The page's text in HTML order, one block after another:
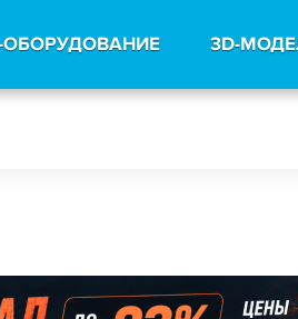
ОБОРУДОВАНИЕ 3D-